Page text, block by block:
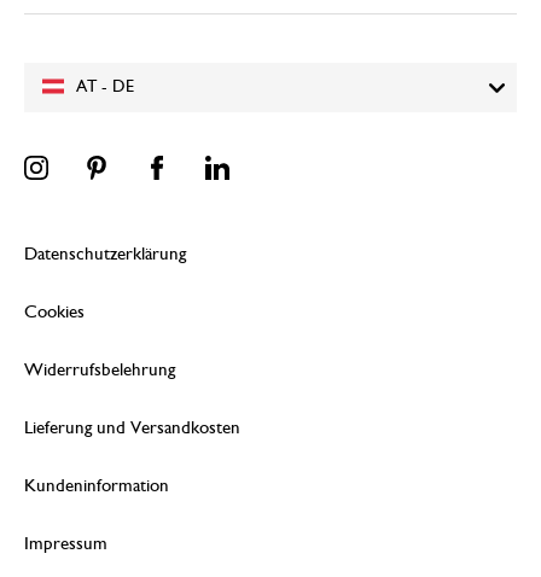
AT - DE
Datenschutzerklärung
Cookies
Widerrufsbelehrung
Lieferung und Versandkosten
Kundeninformation
Impressum